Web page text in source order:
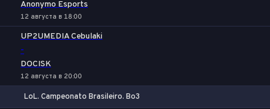
Anonymo Esports
12 августа в 18:00
UP2UMEDIA Cebulaki
-
DOCISK
12 августа в 20:00
LoL. Campeonato Brasileiro. Bo3